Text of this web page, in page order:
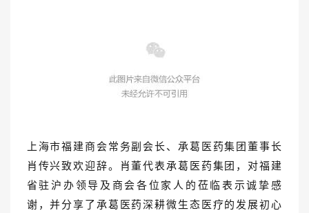
上海市福建商会常务副会长、承葛医药集团董事长
肖传兴致欢迎辞。肖董代表承葛医药集团，对福建
省驻沪办领导及商会各位家人的莅临表示诚挚感
谢，并分享了承葛医药深耕微生态医疗的发展初心